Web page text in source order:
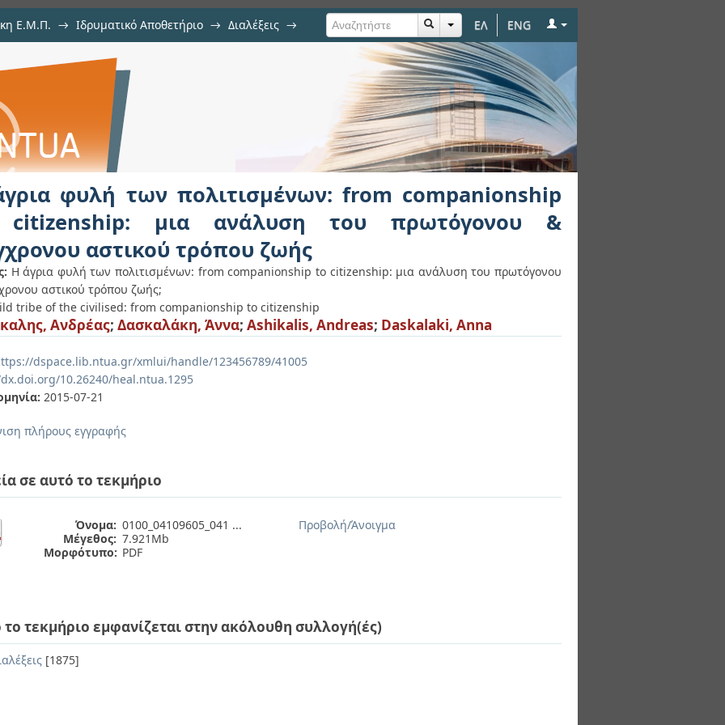
ΕΛ ENG
Ε.Μ.Π. → Ιδρυματικό Αποθετήριο → Διαλέξεις →
from companionship to citizenship: μια
& σύγχρονου αστικού τρόπου ζωής
φυλή των πολιτισμένων: from companionship
μια ανάλυση του πρωτόγονου &
αστικού τρόπου ζωής
Η άγρια φυλή των πολιτισμένων: from companionship to citizenship: μια ανάλυση του πρωτόγονου
αστικού τρόπου ζωής;
tribe of the civilised: from companionship to citizenship
Ανδρέας; Δασκαλάκη‏, Άννα; Ashikalis, Andreas; Daskalaki, Anna
dspace.lib.ntua.gr/xmlui/handle/123456789/41005
10.26240/heal.ntua.1295
2015-07-21
πλήρους εγγραφής
σε αυτό το τεκμήριο
Όνομα: 0100_04109605_041 ...
Μέγεθος: 7.921Mb
Μορφότυπο: PDF
Προβολή/Άνοιγμα
το τεκμήριο εμφανίζεται στην ακόλουθη συλλογή(ές)
[1875]